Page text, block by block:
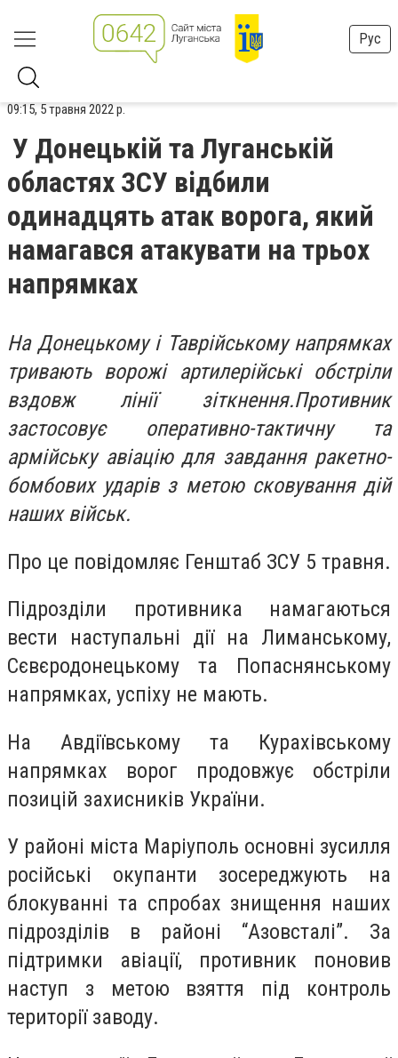
Рус
09:15, 5 травня 2022 р.
У Донецькій та Луганській
областях ЗСУ відбили
одинадцять атак ворога, який
намагався атакувати на трьох
напрямках
На Донецькому і Таврійському напрямках
тривають ворожі артилерійські обстріли
вздовж лінії зіткнення.Противник
застосовує оперативно-тактичну та
армійську авіацію для завдання ракетно-
бомбових ударів з метою сковування дій
наших військ.
Про це повідомляє Генштаб ЗСУ 5 травня.
Підрозділи противника намагаються
вести наступальні дії на Лиманському,
Сєвєродонецькому та Попаснянському
напрямках, успіху не мають.
На Авдіївському та Курахівському
напрямках ворог продовжує обстріли
позицій захисників України.
У районі міста Маріуполь основні зусилля
російські окупанти зосереджують на
блокуванні та спробах знищення наших
підрозділів в районі “Азовсталі”. За
підтримки авіації, противник поновив
наступ з метою взяття під контроль
території заводу.